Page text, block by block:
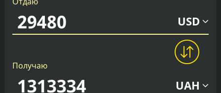
USD
Получаю
UAH